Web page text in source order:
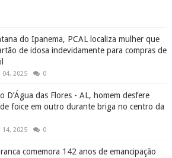
do Ipanema, PCAL localiza mulher que
de idosa indevidamente para compras de
2025 0
D’Água das Flores - AL, homem desfere
foice em outro durante briga no centro da
2025 0
comemora 142 anos de emancipação